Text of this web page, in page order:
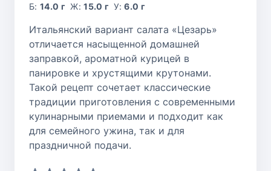
Б:14.0 г Ж:15.0 г У:6.0 г
Итальянский вариант салата «Цезарь»
отличается насыщенной домашней
заправкой, ароматной курицей в
панировке и хрустящими крутонами.
Такой рецепт сочетает классические
традиции приготовления с современными
кулинарными приемами и подходит как
для семейного ужина, так и для
праздничной подачи.